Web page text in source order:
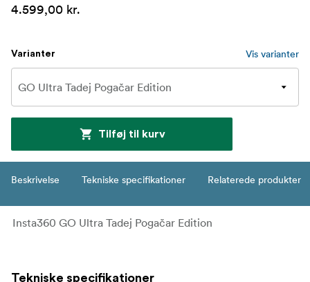
4.599,00 kr.
Varianter Vis varianter
Tilføj til kurv
Beskrivelse Tekniske specifikationer Relaterede produkter
Insta360 GO Ultra Tadej Pogačar Edition
Tekniske specifikationer